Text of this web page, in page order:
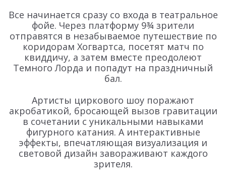
Все начинается сразу со входа в театральное
фойе. Через платформу 9¾ зрители
отправятся в незабываемое путешествие по
коридорам Хогвартса, посетят матч по
квиддичу, а затем вместе преодолеют
Темного Лорда и попадут на праздничный
бал.
Артисты циркового шоу поражают
акробатикой, бросающей вызов гравитации
в сочетании с уникальными навыками
фигурного катания. А интерактивные
эффекты, впечатляющая визуализация и
световой дизайн завораживают каждого
зрителя.